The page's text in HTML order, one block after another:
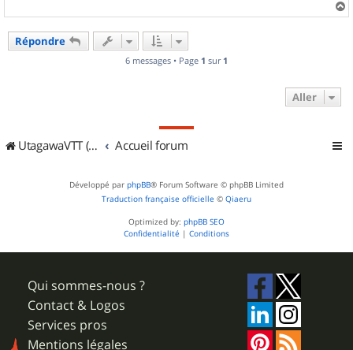
a
Répondre
6 messages • Page 1 sur 1
Aller
UtagawaVTT (Randos VTT et VTTAE avec traces GPS) Accueil forum
Développé par phpBB® Forum Software © phpBB Limited
Traduction française officielle © Qiaeru
Optimized by: phpBB SEO
Confidentialité | Conditions
Qui sommes-nous ?
Contact & Logos
Services pros
Mentions légales